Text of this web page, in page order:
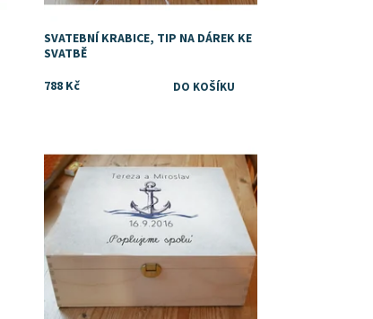
SVATEBNÍ KRABICE, TIP NA DÁREK KE
SVATBĚ
788 Kč